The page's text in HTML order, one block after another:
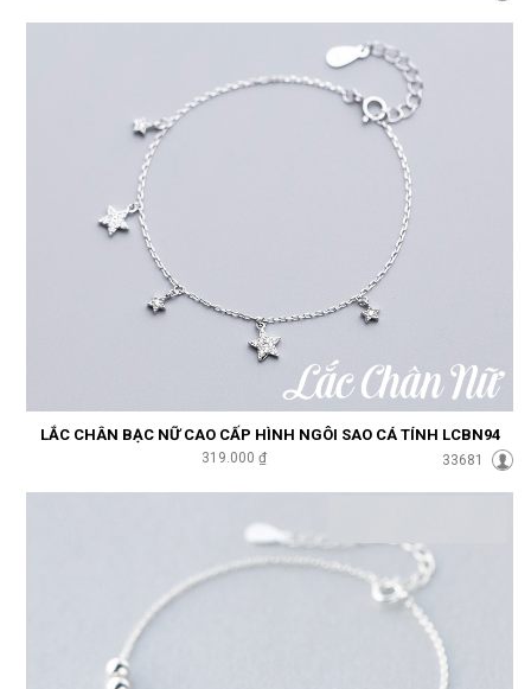
LẮC CHÂN BẠC NỮ CAO CẤP HÌNH NGÔI SAO CÁ TÍNH LCBN94
319.000 ₫ 33681